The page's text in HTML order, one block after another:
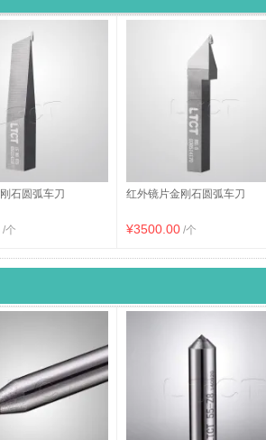
石圆弧车刀
/个
红外镜片金刚石圆弧车刀
¥3500.00 /个